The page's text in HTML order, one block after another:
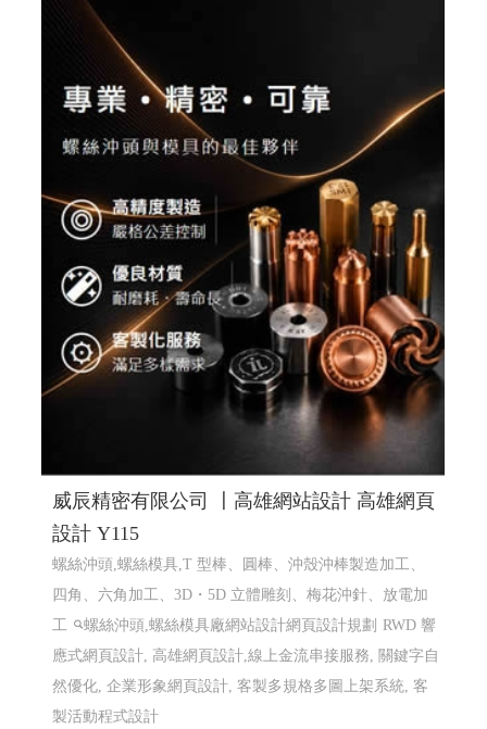
威辰精密有限公司 〡高雄網站設計 高雄網頁
設計 Y115
螺絲沖頭,螺絲模具,T 型棒、圓棒、沖殼沖棒製造加工、
四角、六角加工、3D・5D 立體雕刻、梅花沖針、放電加
工
螺絲沖頭,螺絲模具廠網站設計網頁設計規劃 RWD 響
應式網頁設計, 高雄網頁設計,線上金流串接服務, 關鍵字自
然優化, 企業形象網頁設計, 客製多規格多圖上架系統, 客
製活動程式設計